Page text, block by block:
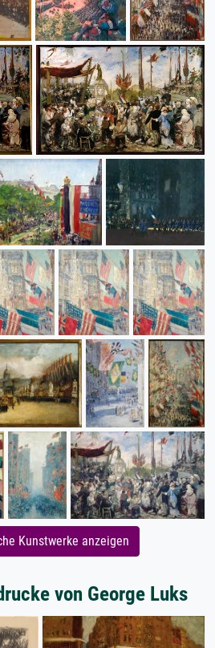
Kunstwerke anzeigen
von George Luks